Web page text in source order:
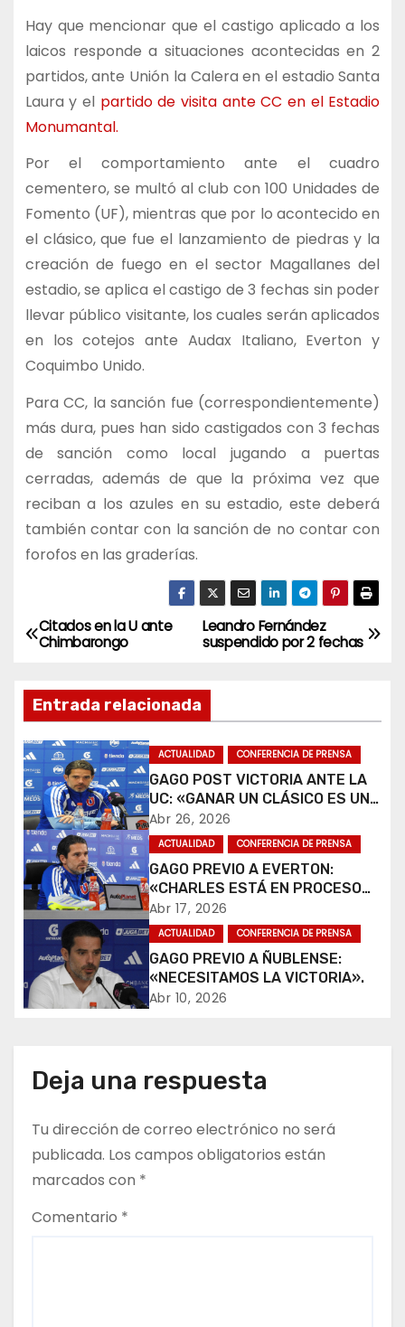
Hay que mencionar que el castigo aplicado a los
laicos responde a situaciones acontecidas en 2
partidos, ante Unión la Calera en el estadio Santa
Laura y el partido de visita ante CC en el Estadio
Monumantal.
Por el comportamiento ante el cuadro
cementero, se multó al club con 100 Unidades de
Fomento (UF), mientras que por lo acontecido en
el clásico, que fue el lanzamiento de piedras y la
creación de fuego en el sector Magallanes del
estadio, se aplica el castigo de 3 fechas sin poder
llevar público visitante, los cuales serán aplicados
en los cotejos ante Audax Italiano, Everton y
Coquimbo Unido.
Para CC, la sanción fue (correspondientemente)
más dura, pues han sido castigados con 3 fechas
de sanción como local jugando a puertas
cerradas, además de que la próxima vez que
reciban a los azules en su estadio, este deberá
también contar con la sanción de no contar con
forofos en las graderías.
N
v
e
g
a
c
i
n
d
e
n
t
r
Leandro Fernández
suspendido por 2 fechas
Citados en la U ante
Chimbarongo
Entrada relacionada
ACTUALIDAD CONFERENCIA DE PRENSA
GAGO POST VICTORIA ANTE LA
UC: «GANAR UN CLÁSICO ES UNA
ALEGRÍA».
Abr 26, 2026
ACTUALIDAD CONFERENCIA DE PRENSA
GAGO PREVIO A EVERTON:
«CHARLES ESTÁ EN PROCESO
DE RECUPERACIÓN».
Abr 17, 2026
ACTUALIDAD CONFERENCIA DE PRENSA
GAGO PREVIO A ÑUBLENSE:
«NECESITAMOS LA VICTORIA».
Abr 10, 2026
Deja una respuesta
Tu dirección de correo electrónico no será
publicada. Los campos obligatorios están
marcados con *
Comentario *